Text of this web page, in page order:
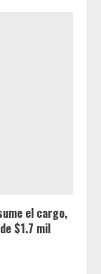
el cargo,
$1.7 mil